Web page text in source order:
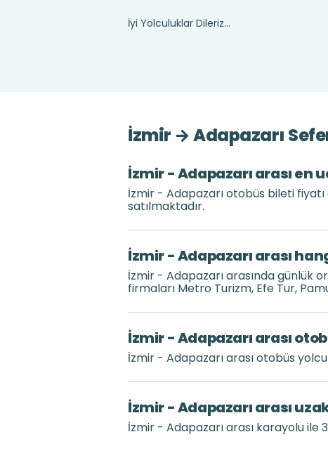
İyi Yolculuklar Dileriz...
İzmir → Adapazarı
İzmir - Adapazarı arası en
İzmir - Adapazarı otobüs bileti
satılmaktadır.
İzmir - Adapazarı arası
İzmir - Adapazarı arasında günlük
firmaları Metro Turizm, Efe Tur,
İzmir - Adapazarı arası
İzmir - Adapazarı arası otobüs
İzmir - Adapazarı arası
İzmir - Adapazarı arası karayolu ile